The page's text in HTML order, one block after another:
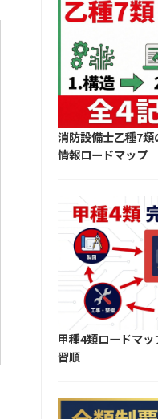
消防設備士乙種7
情報ロードマップ
甲種4類ロードマ
習順